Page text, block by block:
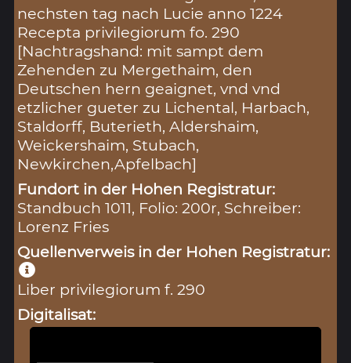
nechsten tag nach Lucie anno 1224
Recepta privilegiorum fo. 290
[Nachtragshand: mit sampt dem
Zehenden zu Mergethaim, den
Deutschen hern geaignet, vnd vnd
etzlicher gueter zu Lichental, Harbach,
Staldorff, Buterieth, Aldershaim,
Weickershaim, Stubach,
Newkirchen,Apfelbach]
Fundort in der Hohen Registratur:
Standbuch 1011, Folio: 200r, Schreiber:
Lorenz Fries
Quellenverweis in der Hohen Registratur:
Liber privilegiorum f. 290
Digitalisat: